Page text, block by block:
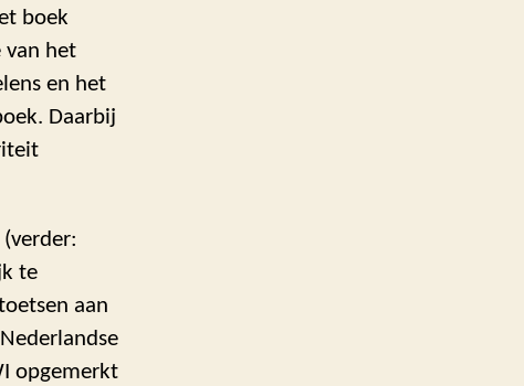
boek
van het
en het
Daarbij
te
aan
opgemerkt